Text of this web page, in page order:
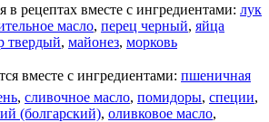
в рецептах вместе с ингредиентами: лук
масло, перец черный, яйца
твердый, майонез, морковь
вместе с ингредиентами: пшеничная
, сливочное масло, помидоры, специи,
(болгарский), оливковое масло,